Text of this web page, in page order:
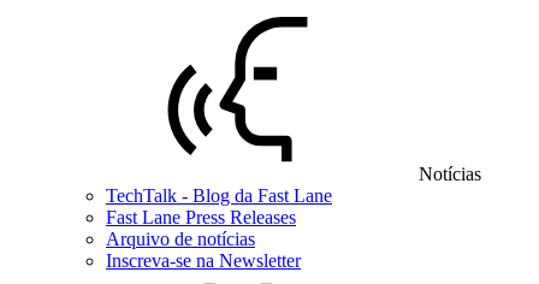
Notícias
TechTalk - Blog da Fast Lane
Fast Lane Press Releases
Arquivo de notícias
Inscreva-se na Newsletter